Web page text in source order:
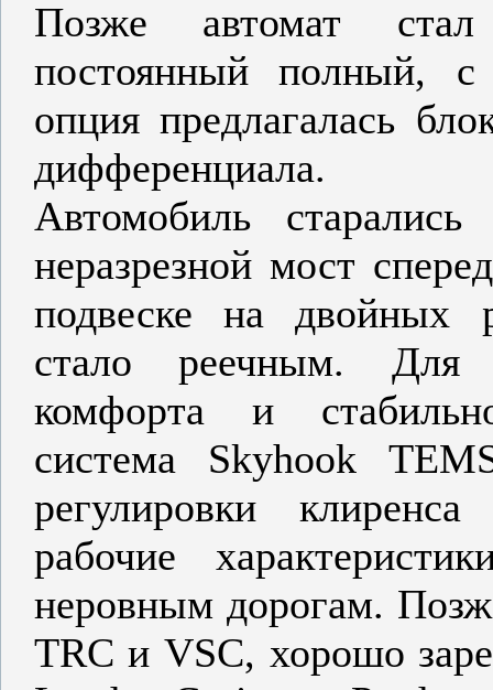
Позже автомат стал
постоянный полный,
опция предлагалась
дифференциала.
Автомобиль
неразрезной мост
подвеске на двойных
стало реечным. Для
комфорта и
система Skyhook
регулировки
рабочие
неровным дорогам.
TRC и VSC, хорошо